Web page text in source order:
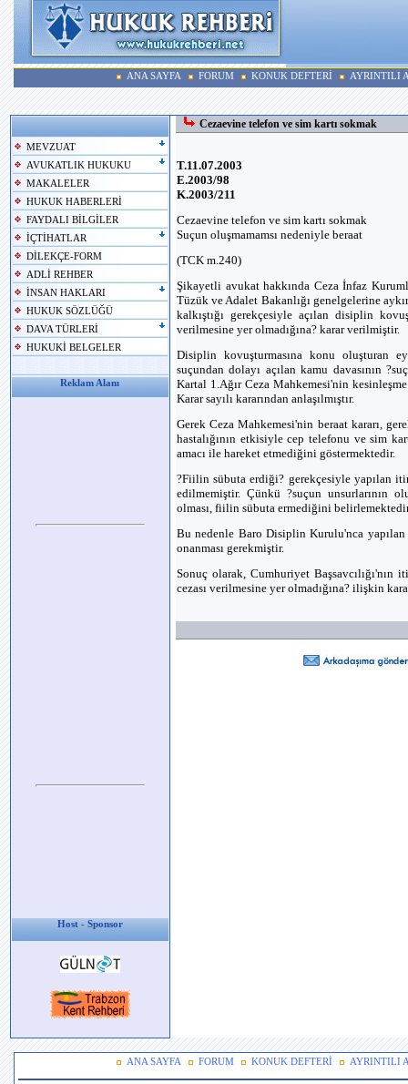
ANA SAYFA FORUM KONUK DEFTERİ AYRINTILI
MEVZUAT
AVUKATLIK HUKUKU
MAKALELER
HUKUK HABERLERİ
FAYDALI BİLGİLER
İÇTİHATLAR
DİLEKÇE-FORM
ADLİ REHBER
İNSAN HAKLARI
HUKUK SÖZLÜĞÜ
DAVA TÜRLERİ
HUKUKİ BELGELER
Reklam Alanı
Host - Sponsor
Cezaevine telefon ve sim kartı sokmak
T.11.07.2003
E.2003/98
K.2003/211
Cezaevine telefon ve sim kartı sokmak
Suçun oluşmamamsı nedeniyle beraat
(TCK m.240)
Şikayetli avukat hakkında Ceza İnfaz
Tüzük ve Adalet Bakanlığı genelgelerine
kalkıştığı gerekçesiyle açılan disiplin
verilmesine yer olmadığına? karar verilmiştir.
Disiplin kovuşturmasına konu oluşturan
suçundan dolayı açılan kamu davasının
Kartal 1.Ağır Ceza Mahkemesi'nin
Karar sayılı kararından anlaşılmıştır.
Gerek Ceza Mahkemesi'nin beraat kararı,
hastalığının etkisiyle cep telefonu ve sim
amacı ile hareket etmediğini göstermektedir.
?Fiilin sübuta erdiği? gerekçesiyle yapılan
edilmemiştir. Çünkü ?suçun unsurlarının
olması, fiilin sübuta ermediğini
Bu nedenle Baro Disiplin Kurulu'nca
onanması gerekmiştir.
Sonuç olarak, Cumhuriyet
cezası verilmesine yer olmadığına? ilişkin
ANA SAYFA FORUM KONUK DEFTERİ AYRINTILI